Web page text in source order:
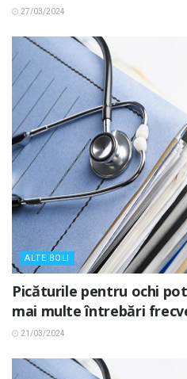
27/03/2024
ALTE BOLI
Picăturile pentru ochi
mai multe întrebări
21/03/2024